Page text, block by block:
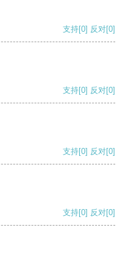
支持[0] 反对[0]
支持[0] 反对[0]
支持[0] 反对[0]
支持[0] 反对[0]